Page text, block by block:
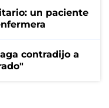
un paciente
contradijo a